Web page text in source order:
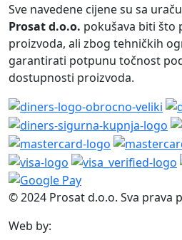
Sve navedene cijene su sa
Prosat d.o.o. pokušava biti što
proizvoda, ali zbog tehničkih
garantirati potpunu točnost
dostupnosti proizvoda.
© 2024 Prosat d.o.o. Sva prava
Web by: